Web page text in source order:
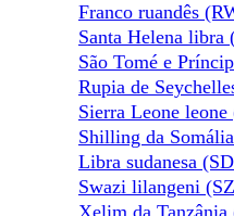
Franco ruandês
Santa Helena libra
São Tomé e
Rupia de
Sierra Leone
Shilling da
Libra sudanesa
Swazi lilangeni